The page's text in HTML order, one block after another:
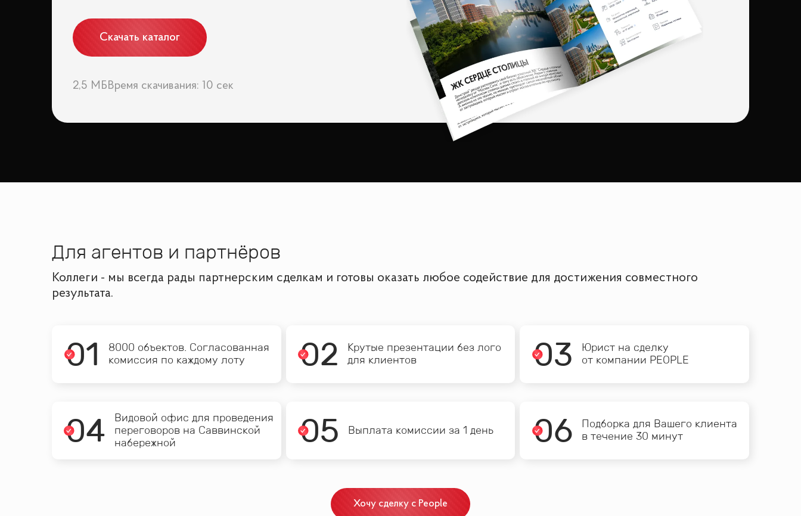
Скачать каталог
2,5 МБВремя скачивания: 10 сек
Для агентов и партнёров
Коллеги - мы всегда рады партнерским сделкам и готовы оказать любое содействие для достижения совместного
результата.
01
8000 объектов. Согласованная
комиссия по каждому лоту
02
Крутые презентации без лого
для клиентов
03
Юрист на сделку
от компании PEOPLE
04
Видовой офис для проведения
переговоров на Саввинской
набережной
05 Выплата комиссии за 1 день 06
Подборка для Вашего клиента
в течение 30 минут
Хочу сделку с People